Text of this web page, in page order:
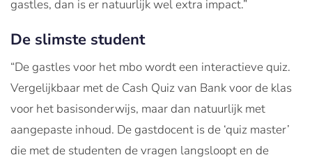
gastles, dan is er natuurlijk wel extra impact.”
De slimste student
“De gastles voor het mbo wordt een interactieve quiz.
Vergelijkbaar met de Cash Quiz van Bank voor de klas
voor het basisonderwijs, maar dan natuurlijk met
aangepaste inhoud. De gastdocent is de ‘quiz master’
die met de studenten de vragen langsloopt en de